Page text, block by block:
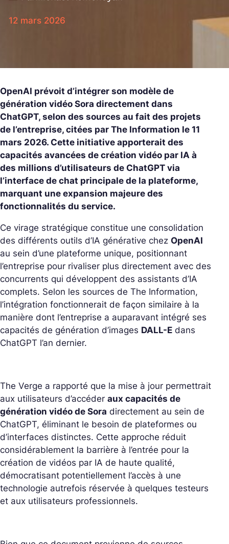
12 mars 2026
OpenAI prévoit d’intégrer son modèle de
génération vidéo Sora directement dans
ChatGPT, selon des sources au fait des projets
de l’entreprise, citées par The Information le 11
mars 2026. Cette initiative apporterait des
capacités avancées de création vidéo par IA à
des millions d’utilisateurs de ChatGPT via
l’interface de chat principale de la plateforme,
marquant une expansion majeure des
fonctionnalités du service.
Ce virage stratégique constitue une consolidation
des différents outils d’IA générative chez OpenAI
au sein d’une plateforme unique, positionnant
l’entreprise pour rivaliser plus directement avec des
concurrents qui développent des assistants d’IA
complets. Selon les sources de The Information,
l’intégration fonctionnerait de façon similaire à la
manière dont l’entreprise a auparavant intégré ses
capacités de génération d’images DALL-E dans
ChatGPT l’an dernier.
The Verge a rapporté que la mise à jour permettrait
aux utilisateurs d’accéder aux capacités de
génération vidéo de Sora directement au sein de
ChatGPT, éliminant le besoin de plateformes ou
d’interfaces distinctes. Cette approche réduit
considérablement la barrière à l’entrée pour la
création de vidéos par IA de haute qualité,
démocratisant potentiellement l’accès à une
technologie autrefois réservée à quelques testeurs
et aux utilisateurs professionnels.